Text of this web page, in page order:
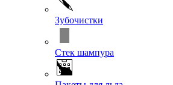
Зубочистки
Стек шампура